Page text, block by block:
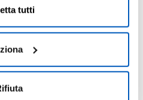
tuo consenso, consulta
o revocare il proprio
accedendo al pannello
tutti